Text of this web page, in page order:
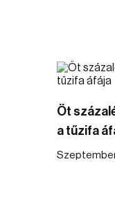
Öt
a tűzifa